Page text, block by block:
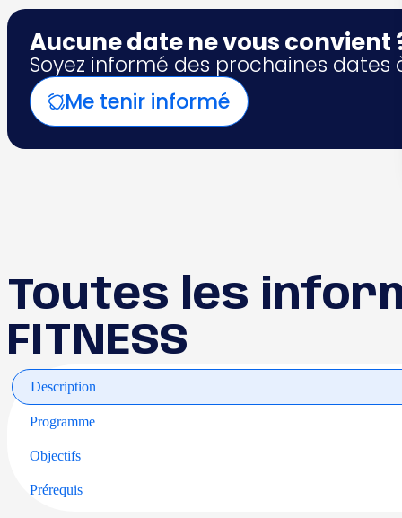
FITNESS
Aucune date ne vous convient
Soyez informé des prochaines dates
Me tenir informé
Toutes les
FITNESS
Description
Programme
Objectifs
Prérequis